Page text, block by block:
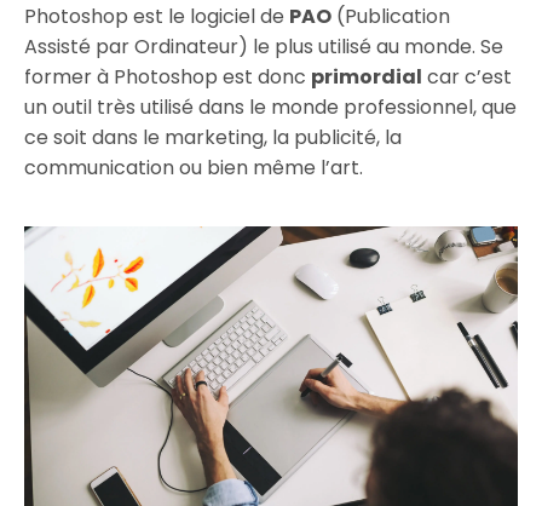
Photoshop est le logiciel de PAO (Publication
Assisté par Ordinateur) le plus utilisé au monde. Se
former à Photoshop est donc primordial car c’est
un outil très utilisé dans le monde professionnel, que
ce soit dans le marketing, la publicité, la
communication ou bien même l’art.